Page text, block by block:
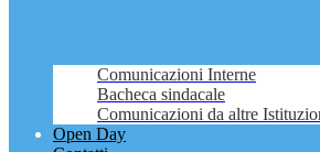
Comunicazioni Interne
Bacheca sindacale
Comunicazioni da altre
Open Day